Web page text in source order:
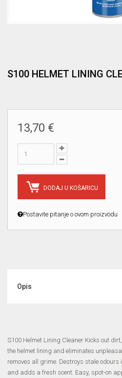
S100 HELMET LINING
13,70 €
DODAJ U KOŠARICU
Postavite pitanje o ovom proizvodu
Opis
S100 Helmet Lining Cleaner Kicks out
the helmet lining and eliminates
removes all grime. Destroys stale
and adds a fresh scent. Easy, spot-on